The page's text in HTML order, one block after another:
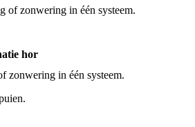
hor
zonwering in één systeem.